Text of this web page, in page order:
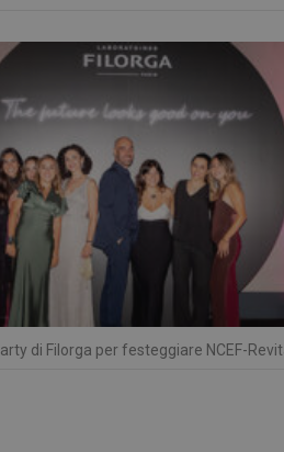
di Filorga per festeggiare NCEF-
il sito web abilitandone funzionalità di base
non è in grado di funzionare correttamente
SCADENZA
DESCRIZIONE
Sessione
Cookie generato da
PHP. Si tratta di un
mantenere le variabili di
è un numero generato
viene utilizzato può
buon esempio è
utente tra le pagine.
1 anno 1
mese
Questo nome di cookie
Analytics, che è un
servizio di analisi più
Google. Questo cookie
utenti unici assegnando
casuale come